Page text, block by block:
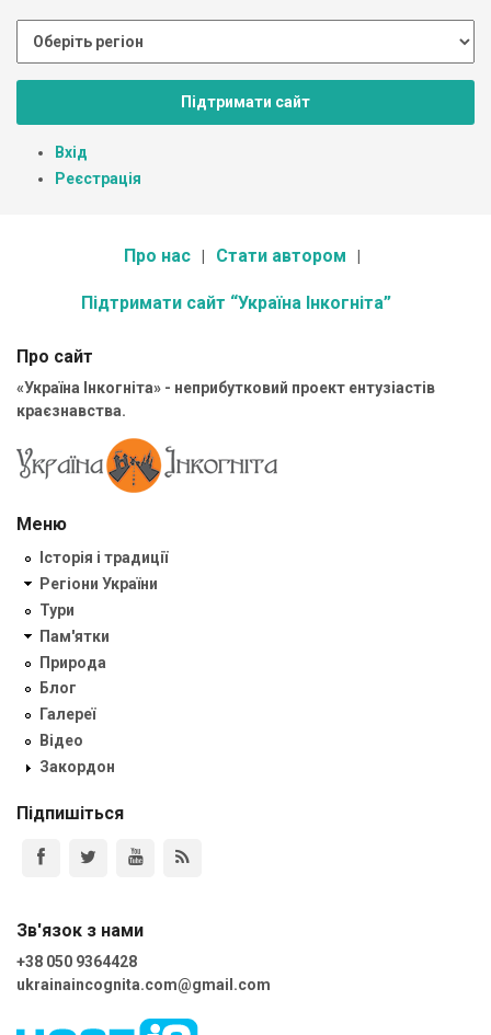
Підтримати сайт
Вхід
Реєстрація
Про нас Стати автором
Підтримати сайт “Україна Інкогніта”
Про сайт
«Україна Інкогніта» - неприбутковий проект ентузіастів
краєзнавства.
Меню
Історія і традиції
Регіони України
Тури
Пам'ятки
Природа
Блог
Галереї
Відео
Закордон
Підпишіться
Зв'язок з нами
+38 050 9364428
ukrainaincognita.com@gmail.com